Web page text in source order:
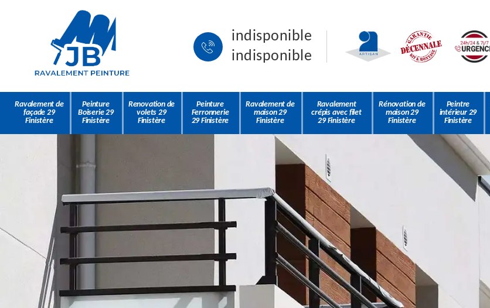
indisponible
indisponible
Ravalement de
façade 29
Finistère
Peinture
Boiserie 29
Finistère
Renovation de
volets 29
Finistère
Peinture
Ferronnerie
29 Finistère
Ravalement de
maison 29
Finistère
Ravalement
crépis avec filet
29 Finistère
Rénovation de
maison 29
Finistère
Peintre
intérieur 29
Finistère